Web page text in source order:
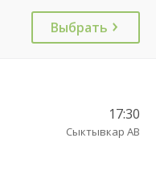
Выбрать
17:30
Сыктывкар АВ